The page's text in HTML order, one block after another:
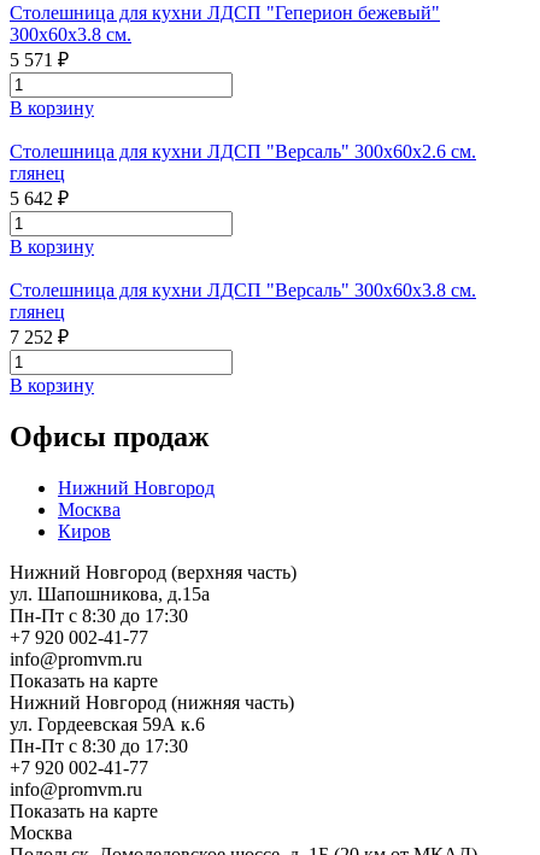
Столешница для кухни ЛДСП "Геперион бежевый"
300x60x3.8 см.
5 571 ₽
В корзину
Столешница для кухни ЛДСП "Версаль" 300x60x2.6 см.
глянец
5 642 ₽
В корзину
Столешница для кухни ЛДСП "Версаль" 300x60x3.8 см.
глянец
7 252 ₽
В корзину
Офисы продаж
Нижний Новгород
Москва
Киров
Нижний Новгород (верхняя часть)
ул. Шапошникова, д.15а
Пн-Пт с 8:30 до 17:30
+7 920 002-41-77
info@promvm.ru
Показать на карте
Нижний Новгород (нижняя часть)
ул. Гордеевская 59А к.6
Пн-Пт с 8:30 до 17:30
+7 920 002-41-77
info@promvm.ru
Показать на карте
Москва